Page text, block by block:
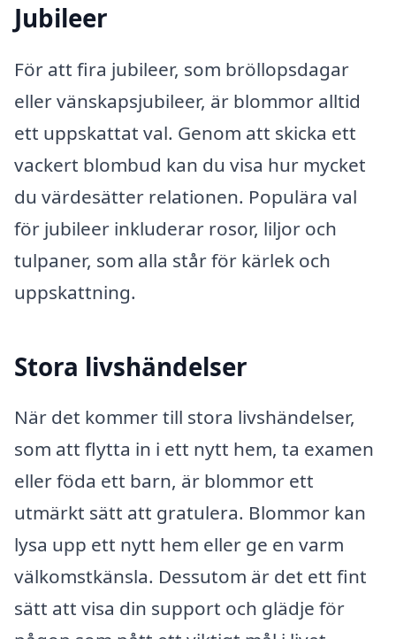
Jubileer
För att fira jubileer, som bröllopsdagar
eller vänskapsjubileer, är blommor alltid
ett uppskattat val. Genom att skicka ett
vackert blombud kan du visa hur mycket
du värdesätter relationen. Populära val
för jubileer inkluderar rosor, liljor och
tulpaner, som alla står för kärlek och
uppskattning.
Stora livshändelser
När det kommer till stora livshändelser,
som att flytta in i ett nytt hem, ta examen
eller föda ett barn, är blommor ett
utmärkt sätt att gratulera. Blommor kan
lysa upp ett nytt hem eller ge en varm
välkomstkänsla. Dessutom är det ett fint
sätt att visa din support och glädje för